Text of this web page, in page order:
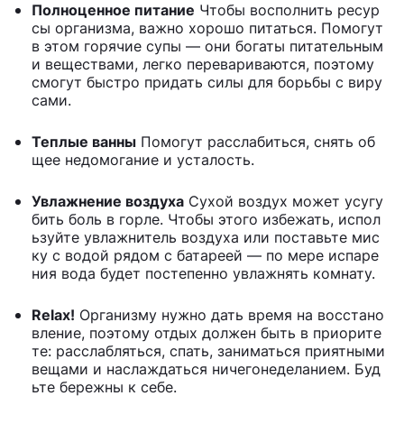
Полноценное питание Чтобы восполнить ресур
сы организма, важно хорошо питаться. Помогут
в этом горячие супы — они богаты питательным
и веществами, легко перевариваются, поэтому
смогут быстро придать силы для борьбы с виру
сами.
Теплые ванны Помогут расслабиться, снять об
щее недомогание и усталость.
Увлажнение воздуха Сухой воздух может усугу
бить боль в горле. Чтобы этого избежать, испол
ьзуйте увлажнитель воздуха или поставьте мис
ку с водой рядом с батареей — по мере испаре
ния вода будет постепенно увлажнять комнату.
Relax! Организму нужно дать время на восстано
вление, поэтому отдых должен быть в приорите
те: расслабляться, спать, заниматься приятными
вещами и наслаждаться ничегонеделанием. Буд
ьте бережны к себе.